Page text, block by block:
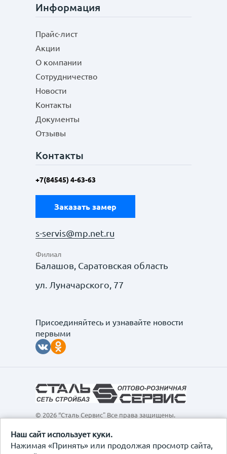
Наш сайт использует куки.
Нажимая «Принять» или продолжая просмотр сайта,
Информация
Прайс-лист
Акции
О компании
Сотрудничество
Новости
Контакты
Документы
Отзывы
Контакты
+7(84545) 4-63-63
Заказать замер
s-servis@mp.net.ru
Филиал
Балашов, Саратовская область
ул. Луначарского, 77
Присоединяйтесь и узнавайте новости
первыми
© 2026 “Сталь Сервис" Все права защищены.
интернет-сайт, а также вся информация о товарах и
ценах, предоставленная на нём, носит
исключительно информационный характер и ни при